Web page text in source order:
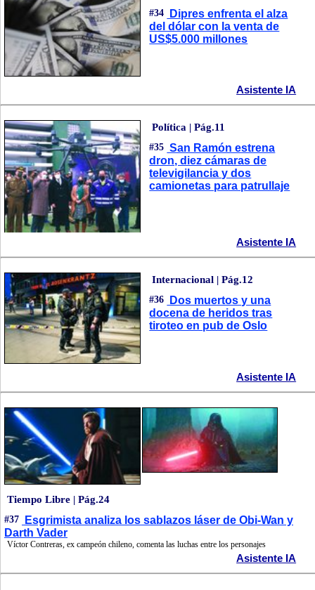
#34
Dipres enfrenta el alza
del dólar con la venta de
US$5.000 millones
Asistente IA
Política | Pág.11
#35 San Ramón estrena
dron, diez cámaras de
televigilancia y dos
camionetas para patrullaje
Asistente IA
Internacional | Pág.12
#36
Dos muertos y una
docena de heridos tras
tiroteo en pub de Oslo
Asistente IA
Tiempo Libre | Pág.24
#37
Esgrimista analiza los sablazos láser de Obi-Wan y
Darth Vader
Víctor Contreras, ex campeón chileno, comenta las luchas entre los personajes
Asistente IA